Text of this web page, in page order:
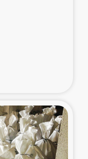
急支援
ども支援
植林活動